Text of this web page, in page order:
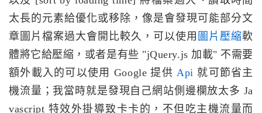
太長的元素給優化或移除，像是會發現可能部分文
章圖片檔案過大會開比較久，可以使用 圖片壓縮軟
體將它給壓縮，或者是有些 "jQuery.js 加載" 不需要
額外載入的可以使用 Google 提供Api 就可節省主
機流量；我當時就是發現自己網站側邊欄放太多 Ja
vascript 特效外掛導致卡卡的，不但吃主機流量而